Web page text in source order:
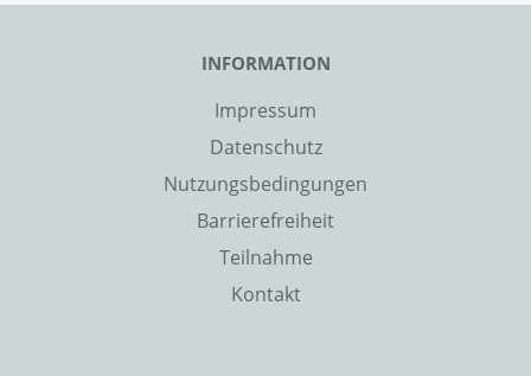
INFORMATION
Impressum
Datenschutz
Nutzungsbedingungen
Barrierefreiheit
Teilnahme
Kontakt